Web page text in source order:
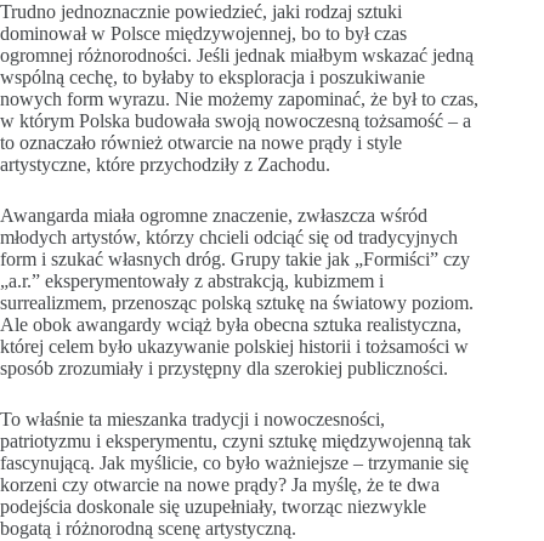
Trudno jednoznacznie powiedzieć, jaki rodzaj sztuki
dominował w Polsce międzywojennej, bo to był czas
ogromnej różnorodności. Jeśli jednak miałbym wskazać jedną
wspólną cechę, to byłaby to eksploracja i poszukiwanie
nowych form wyrazu. Nie możemy zapominać, że był to czas,
w którym Polska budowała swoją nowoczesną tożsamość – a
to oznaczało również otwarcie na nowe prądy i style
artystyczne, które przychodziły z Zachodu.
Awangarda miała ogromne znaczenie, zwłaszcza wśród
młodych artystów, którzy chcieli odciąć się od tradycyjnych
form i szukać własnych dróg. Grupy takie jak „Formiści” czy
„a.r.” eksperymentowały z abstrakcją, kubizmem i
surrealizmem, przenosząc polską sztukę na światowy poziom.
Ale obok awangardy wciąż była obecna sztuka realistyczna,
której celem było ukazywanie polskiej historii i tożsamości w
sposób zrozumiały i przystępny dla szerokiej publiczności.
To właśnie ta mieszanka tradycji i nowoczesności,
patriotyzmu i eksperymentu, czyni sztukę międzywojenną tak
fascynującą. Jak myślicie, co było ważniejsze – trzymanie się
korzeni czy otwarcie na nowe prądy? Ja myślę, że te dwa
podejścia doskonale się uzupełniały, tworząc niezwykle
bogatą i różnorodną scenę artystyczną.